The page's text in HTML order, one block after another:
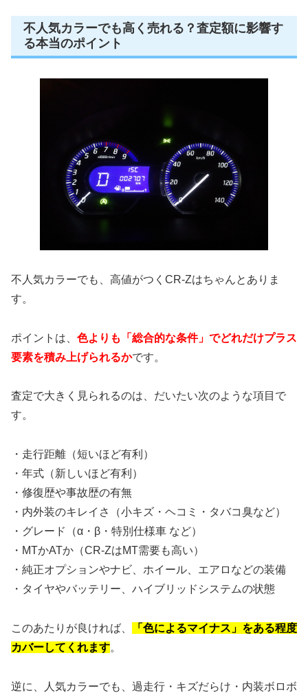
不人気カラーでも高く売れる？査定額に影響す
る本当のポイント
不人気カラーでも、高値がつくCR-Zはちゃんとありま
す。
ポイントは、 色よりも「総合的な条件」でどれだけプラス
要素を積み上げられるかです。
査定で大きく見られるのは、だいたい次のような項目で
す。
・走行距離（短いほど有利）
・年式（新しいほど有利）
・修復歴や事故歴の有無
・内外装のキレイさ（小キズ・ヘコミ・タバコ臭など）
・グレード（α・β・特別仕様車 など）
・MTかATか（CR-ZはMT需要も高い）
・純正オプションやナビ、ホイール、エアロなどの装備
・タイヤやバッテリー、ハイブリッドシステムの状態
このあたりが良ければ、
「色によるマイナス」をある程度
カバーしてくれます。
逆に、人気カラーでも、過走行・キズだらけ・内装ボロボ